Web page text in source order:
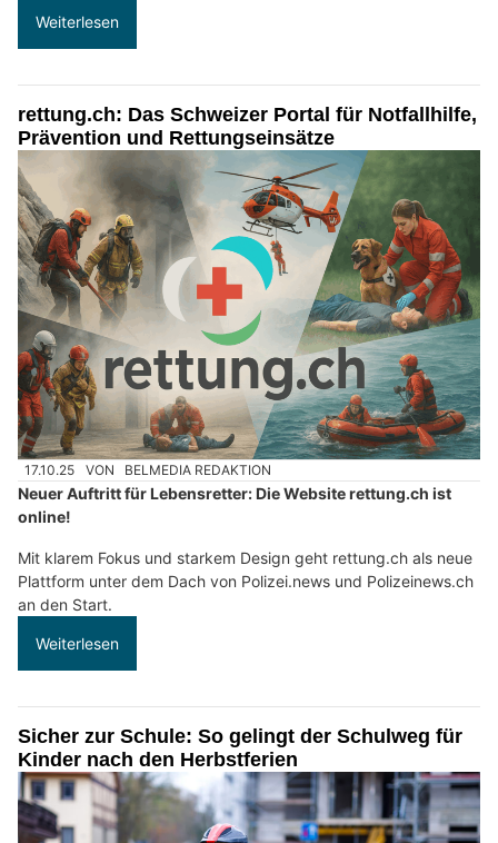
Weiterlesen
rettung.ch: Das Schweizer Portal für Notfallhilfe,
Prävention und Rettungseinsätze
17.10.25 VON BELMEDIA REDAKTION
Neuer Auftritt für Lebensretter: Die Website rettung.ch ist
online!
Mit klarem Fokus und starkem Design geht rettung.ch als neue
Plattform unter dem Dach von Polizei.news und Polizeinews.ch
an den Start.
Weiterlesen
Sicher zur Schule: So gelingt der Schulweg für
Kinder nach den Herbstferien